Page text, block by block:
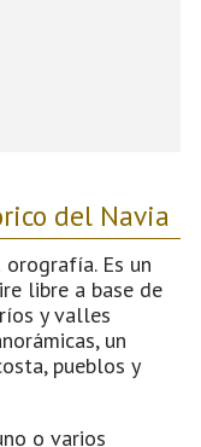
del Navia
Es un
libre a base de
y valles
un
pueblos y
o varios